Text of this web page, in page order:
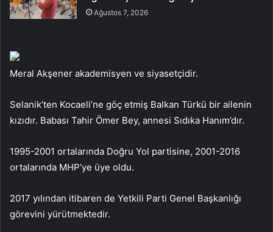
Ağustos 7, 2026
Meral Akşener akademisyen ve siyasetçidir.
Selanik’ten Kocaeli’ne göç etmiş Balkan Türkü bir ailenin
kızıdır. Babası Tahir Ömer Bey, annesi Sıdıka Hanım’dır.
1995-2001 ortalarında Doğru Yol partisine, 2001-2016
ortalarında MHP’ye üye oldu.
2017 yılından itibaren de Yetkili Parti Genel Başkanlığı
görevini yürütmektedir.